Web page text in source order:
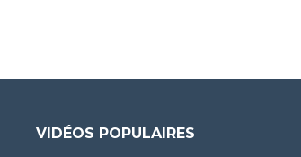
VIDÉOS POPULAIRES